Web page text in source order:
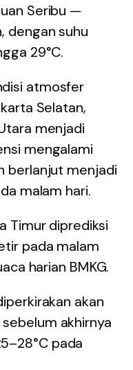
Seribu —
dengan suhu
29°C.
atmosfer
Selatan,
menjadi
mengalami
berlanjut menjadi
malam hari.
Timur diprediksi
pada malam
harian BMKG.
akan
akhirnya
pada